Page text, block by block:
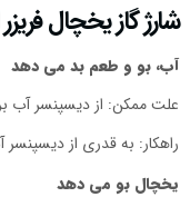
شارژ گاز یخچال
آب، بو و طعم بد می دهد
علت‌ ممکن: از دیسپنسر آب
راهکار: به‌ قدری از
یخچال بو می دهد